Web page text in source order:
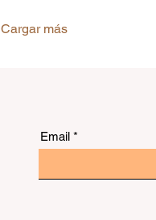
Cargar más
Email